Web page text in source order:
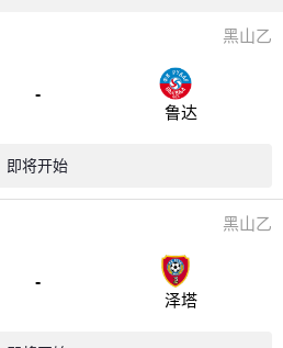
黑山乙
-
鲁达
即将开始
黑山乙
-
泽塔